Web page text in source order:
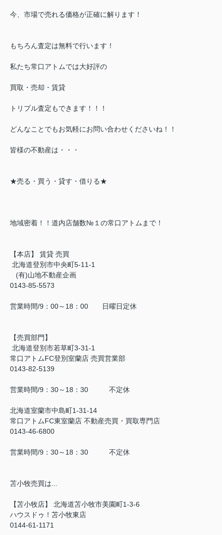
今、市場で売れる価格が正確に解ります！
もちろん査定は無料で行います！
私たち常口アトムでは大好評の
買取・売却・賃貸
トリプル査定もできます！！！
どんなことでもお気軽にお問い合わせくださいね！！
皆様の不動産は・・・
★売る・買う・貸す・借りる★
地域密着！！道内店舗数№１の常口アトムまで！
【本店】 賃貸 売買
北海道登別市中央町5-11-1
(有)山地不動産企画
0143-85-5573
営業時間/9：00～18：00 日曜日定休
【売買部門】
北海道登別市若草町3-31-1
常口アトムFC登別室蘭店 売買営業部
0143-82-5139
営業時間/9：30～18：30 不定休
北海道室蘭市中島町1-31-14
常口アトムFC東室蘭店 不動産売買・買取専門店
0143-46-6800
営業時間/9：30～18：30 不定休
苫小牧売買は...
【苫小牧店】 北海道苫小牧市美園町1-3-6
ハウスドゥ！苫小牧東店
0144-61-1171